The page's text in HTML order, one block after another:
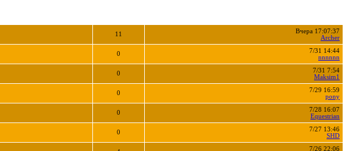
11
Вчера 17:07:37
Archer
0
7/31 14:44
nnnnnn
0
7/31 7:54
Maksim1
0
7/29 16:59
pony
0
7/28 16:07
Equestrian
0
7/27 13:46
SHD
7/26 22:06